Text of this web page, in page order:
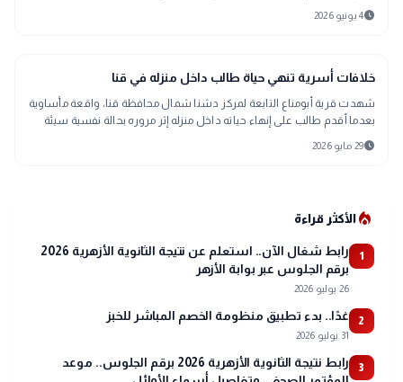
بكلية الحقوق، مصرعه إثر تعرضه لطعنة نافذة في القلب.
schedule4 يونيو 2026
gavel
حوادث ومحاكم
خلافات أسرية تنهي حياة طالب داخل منزله في قنا
شهدت قرية أبومناع التابعة لمركز دشنا شمال محافظة قنا، واقعة مأساوية
بعدما أقدم طالب على إنهاء حياته داخل منزله إثر مروره بحالة نفسية سيئة
بسبب خلافات عائلية، وتم نقل الجثمان إلى مشرحة المستشفى تحت تصرف
الجهات المختصة.
schedule29 مايو 2026
local_fire_departmentالأكثر قراءة
1
رابط شغال الآن.. استعلم عن نتيجة الثانوية الأزهرية 2026
برقم الجلوس عبر بوابة الأزهر
26 يوليو 2026
2 غدًا.. بدء تطبيق منظومة الخصم المباشر للخبز
31 يوليو 2026
3
رابط نتيجة الثانوية الأزهرية 2026 برقم الجلوس.. موعد